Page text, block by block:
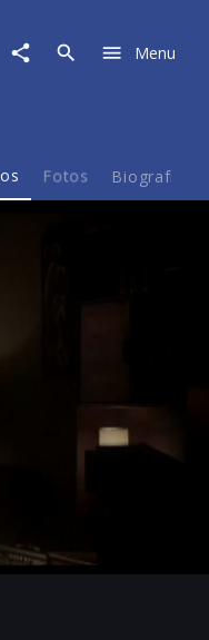
Menu
Fotos Biografie
-08:20
Mute